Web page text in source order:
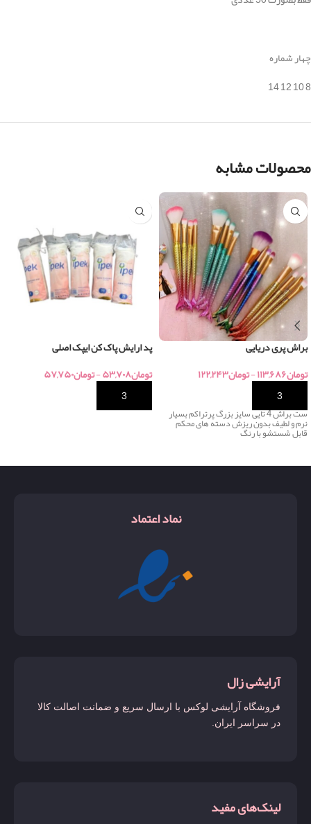
چهار شماره
8 10 12 14
محصولات مشابه
براش پری دریایی
تومان۱۱۳,۶۸۶-تومان۱۲۲,۲۴۳
ست براش 4 تایی سایز بزرگ پرتراکم بسیار
نرم و لطیف بدون ریزش دسته های محکم
قابل شستشو با رنگ
پد ارایش پاک کن ایپک اصلی
تومان۵۳,۷۰۸-تومان۵۷,۷۵۰
نماد اعتماد
آرایشی زال
فروشگاه آرایشی لوکس با ارسال سریع و ضمانت اصالت کالا
در سراسر ایران.
لینک‌های مفید